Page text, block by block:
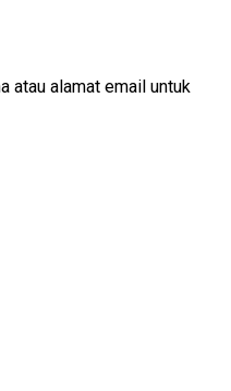
atau alamat email untuk